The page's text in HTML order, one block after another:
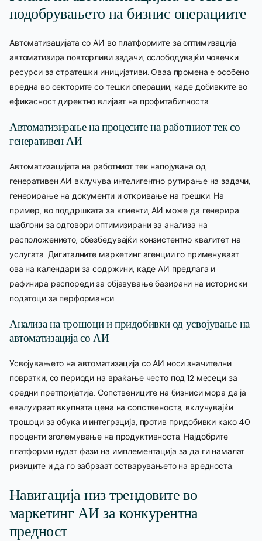
подобрувањето на бизнис операциите
Автоматизацијата со АИ во платформите за оптимизација
автоматизира повторливи задачи, ослободувајќи човечки
ресурси за стратешки иницијативи. Оваа промена е особено
вредна во секторите со тешки операции, каде добивките во
ефикасност директно влијаат на профитабилноста.
Автоматизирање на процесите на работниот тек со
генеративен АИ
Автоматизацијата на работниот тек напојувана од
генеративен АИ вклучува интелигентно рутирање на задачи,
генерирање на документи и откривање на грешки. На
пример, во поддршката за клиенти, АИ може да генерира
шаблони за одговори оптимизирани за анализа на
расположението, обезбедувајќи конзистентно квалитет на
услугата. Дигиталните маркетинг агенции го применуваат
ова на календари за содржини, каде АИ предлага и
рафинира распореди за објавување базирани на историски
податоци за перформанси.
Анализа на трошоци и придобивки од усвојување на
автоматизација со АИ
Усвојувањето на автоматизација со АИ носи значителни
повратки, со периоди на враќање често под 12 месеци за
средни претпријатија. Сопствениците на бизниси мора да ја
евалуираат вкупната цена на сопственоста, вклучувајќи
трошоци за обука и интеграција, против придобивки како 40
проценти зголемување на продуктивноста. Најдобрите
платформи нудат фази на имплементација за да ги намалат
ризиците и да го забрзаат остварувањето на вредноста.
Навигација низ трендовите во
маркетинг АИ за конкурентна
предност